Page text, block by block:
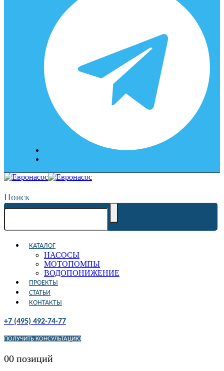
Поиск
КАТАЛОГ
НАСОСЫ
МОТОПОМПЫ
ВОДОПОНИЖЕНИЕ
ПРОЕКТЫ
СТАТЬИ
КОНТАКТЫ
+7 (495) 492-74-77
ПОЛУЧИТЬ КОНСУЛЬТАЦИЮ
00 позиций